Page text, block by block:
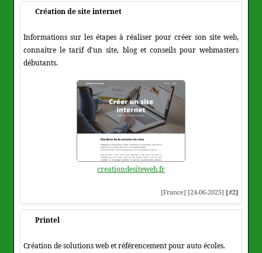
Création de site internet
Informations sur les étapes à réaliser pour créer son site web,
connaitre le tarif d'un site, blog et conseils pour webmasters
débutants.
creationdesiteweb.fr
[France] [24-06-2025] [#2]
Printel
Création de solutions web et référencement pour auto écoles.